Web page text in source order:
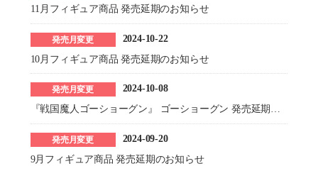
11月フィギュア商品 発売延期のお知らせ
発売月変更
2024-10-22
10月フィギュア商品 発売延期のお知らせ
発売月変更
2024-10-08
『戦国魔人ゴーショーグン』 ゴーショーグン 発売延期のお知らせ
発売月変更
2024-09-20
9月フィギュア商品 発売延期のお知らせ